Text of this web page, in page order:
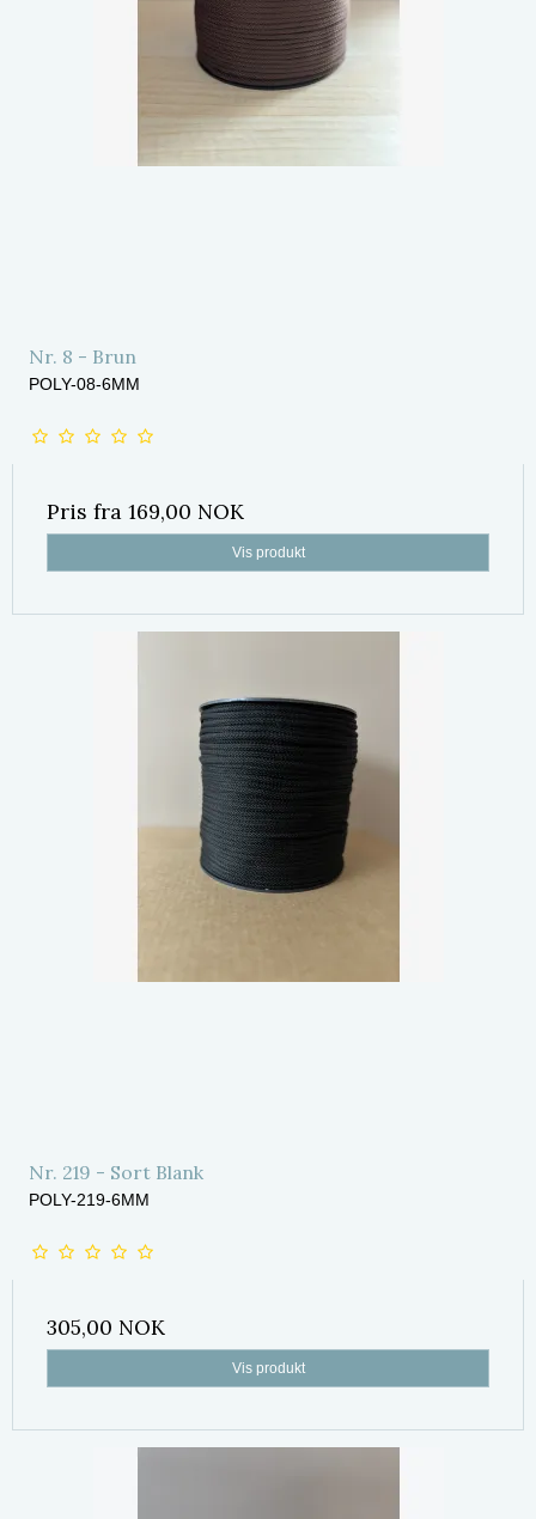
Nr. 8 - Brun
POLY-08-6MM
Pris fra 169,00 NOK
Vis produkt
Nr. 219 - Sort Blank
POLY-219-6MM
305,00 NOK
Vis produkt